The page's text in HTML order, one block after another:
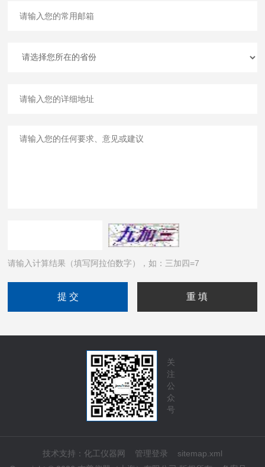
请输入计算结果（填写阿拉伯数字），如：三加四=7
关
注
公
众
号
技术支持： 化工仪器网 管理登录
sitemap.xml